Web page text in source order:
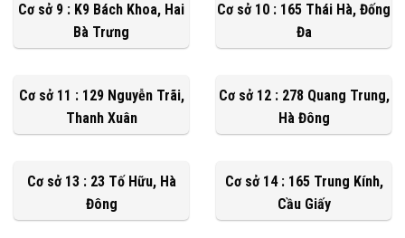
Cơ sở 9 : K9 Bách Khoa, Hai
Bà Trưng
Cơ sở 10 : 165 Thái Hà, Đống
Đa
Cơ sở 11 : 129 Nguyễn Trãi,
Thanh Xuân
Cơ sở 12 : 278 Quang Trung,
Hà Đông
Cơ sở 13 : 23 Tố Hữu, Hà
Đông
Cơ sở 14 : 165 Trung Kính,
Cầu Giấy